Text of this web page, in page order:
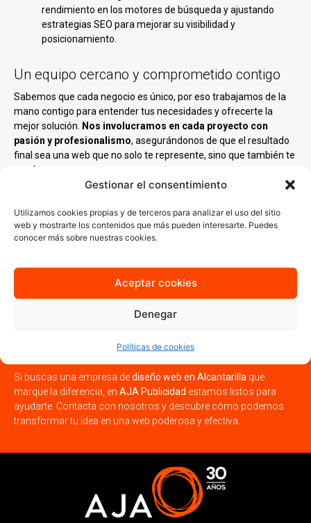
Gestionar el consentimiento
Utilizamos cookies propias y de terceros para analizar el uso del sitio
web y mostrarte los contenidos que más pueden interesarte. Puedes
conocer más sobre nuestras cookies.
Aceptar cookies
Denegar
Políticas de cookies
rendimiento en los motores de búsqueda y ajustando
estrategias SEO para mejorar su visibilidad y
posicionamiento.
Un equipo cercano y comprometido contigo
Sabemos que cada negocio es único, por eso trabajamos de la
mano contigo para entender tus necesidades y ofrecerte la
mejor solución.
Nos involucramos en cada proyecto con
pasión y profesionalismo, asegurándonos de que el resultado
final sea una web que no solo te represente, sino que también te
ayude a crecer.
programadores y especialistas en marketing digital que
combinan creatividad y tecnología paradesarrollar proyectos
webque generan impacto.
¡Potencia tu negocio en
Alcantarilla con una web
profesional!
Si buscas una empresa dediseño web en Alcantarilla que
marque la diferencia, en AJA Publicidad estamos listos para
ayudarte. Contacta con nosotros y descubre cómo podemos
transformar tu idea en una web poderosa y efectiva.